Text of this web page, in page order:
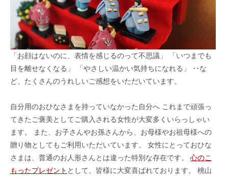
「お顔はないのに、表情を感じるのって不思議」 「いつまでも
目を離せなくなる」 「やさしい温かい気持ちになれる」 ･･な
ど、たくさんのうれしいご感想をいただいています。
自分用のおひなさまを持っていなかった自分へ これまで頑張っ
てきたご褒美としてご購入される女性が大変多くいらっしゃい
ます。 また、お子さんやお孫さんから、お母様やお祖母様への
贈り物としてもご利用いただいています。 女性にとっておひな
さまは、普通のお人形さんとは違った特別な存在です。 心のこ
もったプレゼント として、皆様に大変喜ばれております。 桃山